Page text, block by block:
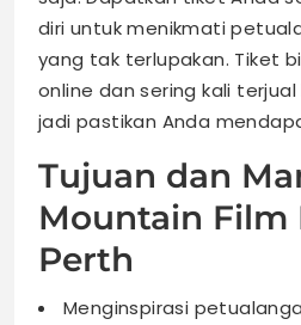
diri untuk menikmati
yang tak terlupakan. Tiket
online dan sering kali
jadi pastikan Anda
Tujuan dan
Mountain Film
Perth
Menginspirasi